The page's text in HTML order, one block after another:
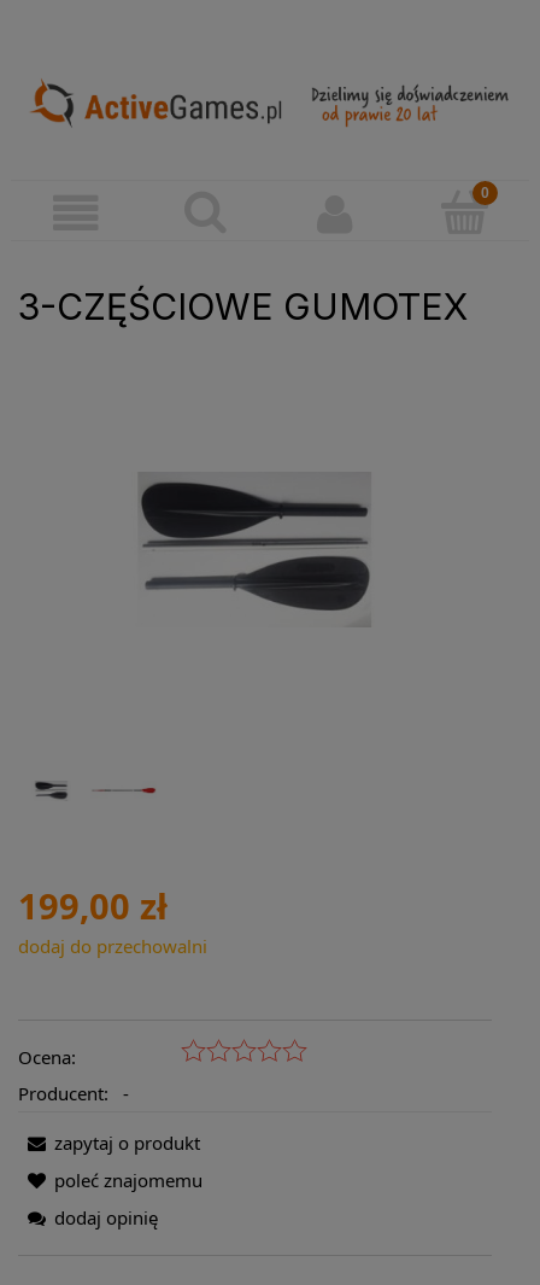
3-CZĘŚCIOWE GUMOTEX
199,00 zł
dodaj do przechowalni
Ocena:
Producent:
-
zapytaj o produkt
poleć znajomemu
dodaj opinię